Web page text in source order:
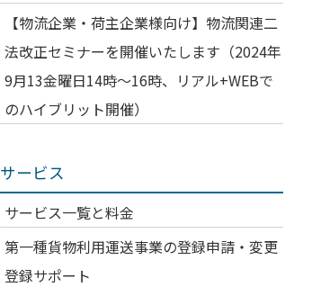
【物流企業・荷主企業様向け】物流関連二
法改正セミナーを開催いたします（2024年
9月13金曜日14時～16時、リアル+WEBで
のハイブリット開催）
サービス
サービス一覧と料金
第一種貨物利用運送事業の登録申請・変更
登録サポート